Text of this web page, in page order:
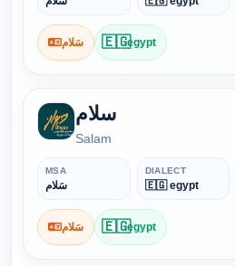
سَلام 🇪🇬egypt
سلام
Salam
MSA
سَلام
DIALECT
🇪🇬 egypt
سَلام 🇪🇬egypt